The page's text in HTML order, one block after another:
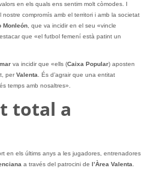
en els quals ens sentim molt còmodes. I
compromís amb el territori i amb la societat
Monleón, que va incidir en el seu «vincle
que «el futbol femení està patint un
va incidir que «ells (Caixa Popular) aposten
perValenta. És d’agrair que una entitat
temps amb nosaltres».
total a
en els últims anys a les jugadores, entrenadores
a través del patrocini de l’Àrea Valenta.